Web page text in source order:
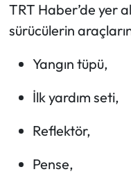
TRT Haber’de yer
sürücülerin
Yangın tüpü,
İlk yardım seti,
Reflektör,
Pense,